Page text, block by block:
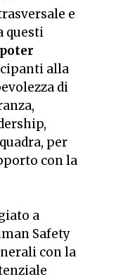
e
questi
poter
alla
di
per
con la
a
Safety
con la